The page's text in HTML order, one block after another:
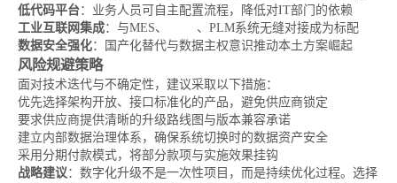
低代码平台：业务人员可自主配置流程，降低对IT部门的依赖
工业互联网集成：与MES、
、PLM系统无缝对接成为标配
数据安全强化：国产化替代与数据主权意识推动本土方案崛起
风险规避策略
面对技术迭代与不确定性，建议采取以下措施：
优先选择架构开放、接口标准化的产品，避免供应商锁定
要求供应商提供清晰的升级路线图与版本兼容承诺
建立内部数据治理体系，确保系统切换时的数据资产安全
采用分期付款模式，将部分款项与实施效果挂钩
战略建议 ：数字化升级不是一次性项目，而是持续优化过程。选择